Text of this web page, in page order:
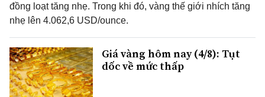
đồng loạt tăng nhẹ. Trong khi đó, vàng thế giới nhích tăng
nhẹ lên 4.062,6 USD/ounce.
Giá vàng hôm nay (4/8): Tụt
dốc về mức thấp